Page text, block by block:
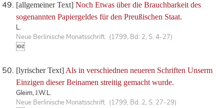
[allgemeiner Text] Noch Etwas über die Brauchbarkeit des
sogenannten Papiergeldes für den Preußischen Staat.
L.
Neue Berlinische Monatsschrift. (1799, Bd. 2, S. 4-27)
[lyrischer Text] Als in verschiednen neueren Schriften Unserm
Einzigen dieser Beinamen streitig gemacht wurde.
Gleim, J.W.L.
Neue Berlinische Monatsschrift. (1799, Bd. 2, S. 27-29)